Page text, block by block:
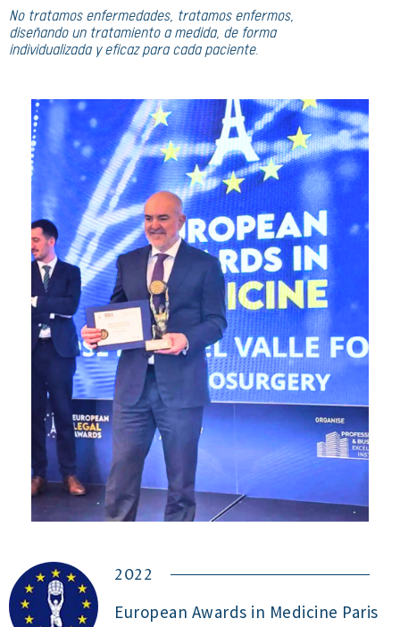
No tratamos enfermedades, tratamos enfermos,
diseñando un tratamiento a medida, de forma
individualizada y eficaz para cada paciente.
2022
European Awards in Medicine Paris